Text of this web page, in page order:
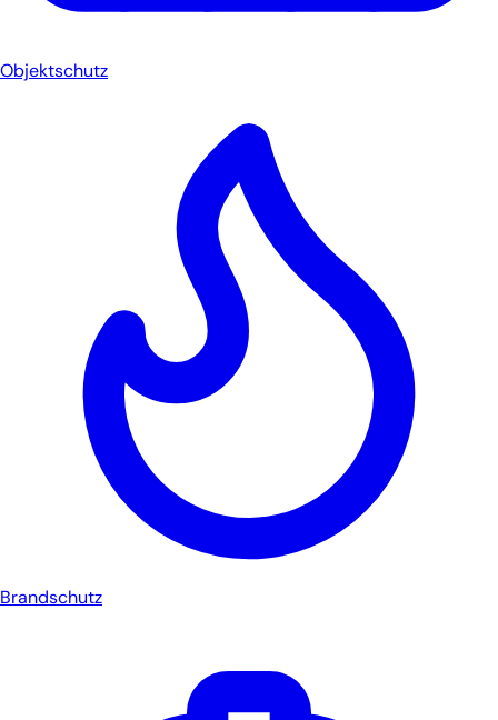
Objektschutz
Brandschutz